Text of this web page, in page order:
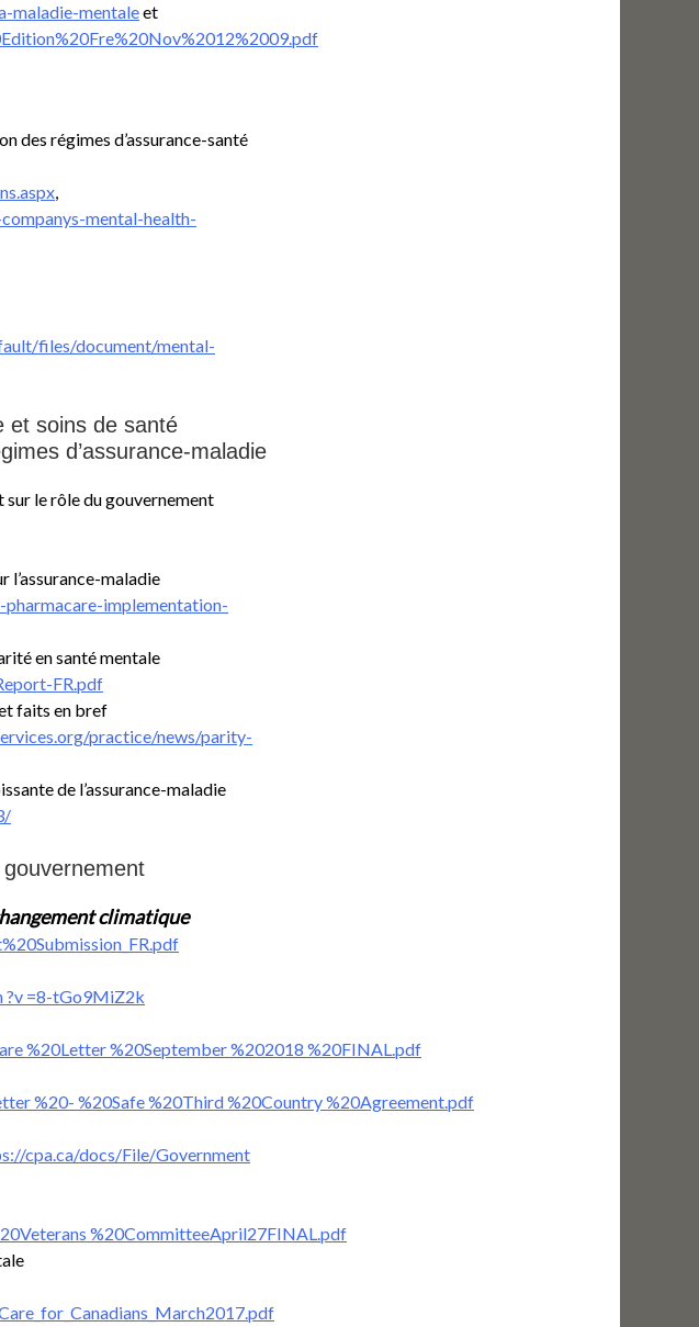
maladie-mentaleet
des régimes d’assurance-santé
,
mental-health-
files/document/mental-
et soins de santé
d’assurance-maladie
sur le rôle du gouvernement
l’assurance-maladie
implementation-
en santé mentale
FR.pdf
faits en bref
practice/news/parity-
de l’assurance-maladie
climatique
?v =8-tGo9MiZ2k
%20Letter %20September %202018 %20FINAL.pdf
%20- %20Safe %20Third %20Country %20Agreement.pdf
cpa.ca/docs/File/Government
%20CommitteeApril27FINAL.pdf